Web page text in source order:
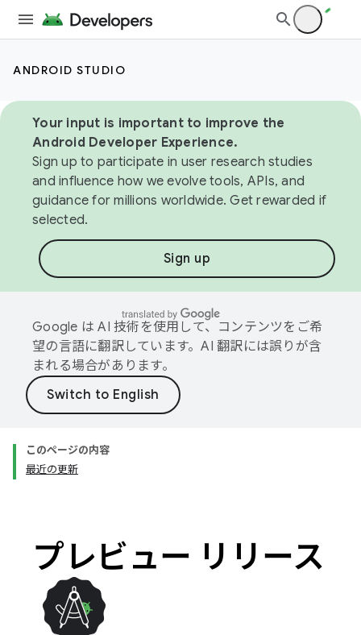
ANDROID STUDIO
Your input is important to improve the
Android Developer Experience.
Sign up to participate in user research studies
and influence how we evolve tools, APIs, and
guidance for millions worldwide. Get rewarded if
selected.
Sign up
Google は AI 技術を使用して、コンテンツをご希
望の言語に翻訳しています。AI 翻訳には誤りが含
まれる場合があります。
このページの内容
最近の更新
プレビュー リリース